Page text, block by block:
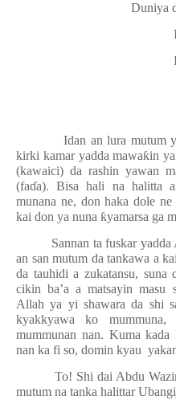
Duniya
Idan an lura mutum
kirki kamar yadda mawaƙin
(kawaici) da rashin yawan
(faɗa). Bisa hali na halitta
munana ne, don haka dole
kai don ya nuna ƙyamarsa ga
Sannan ta fuskar
an san mutum da tankawa a
da tauhidi a zukatansu, suna
cikin ba’a a matsayin masu
Allah ya yi shawara da shi
kyakkyawa ko
mummunan nan. Kuma
nan ka fi so, domin kyau
To! Shi dai Abdu
mutum na tanka halittar